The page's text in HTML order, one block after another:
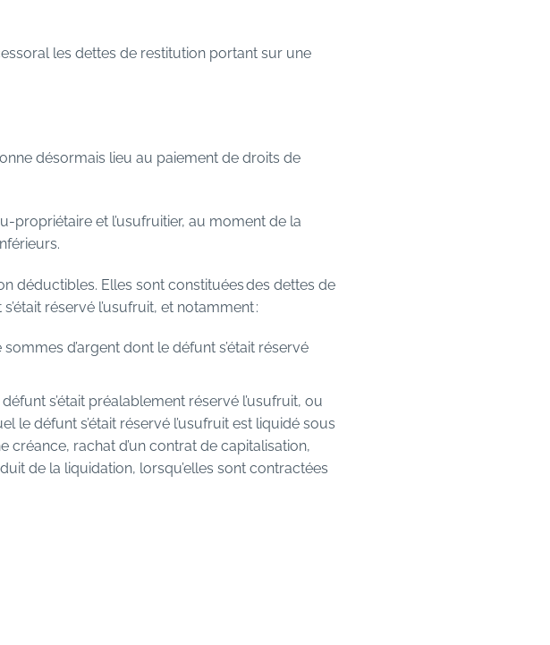
les dettes de restitution portant sur une
désormais lieu au paiement de droits de
propriétaire et l’usufruitier, au moment de la
déductibles. Elles sont constituées des dettes de
réservé l’usufruit, et notamment :
d’argent dont le défunt s’était réservé
s’était préalablement réservé l’usufruit, ou
défunt s’était réservé l’usufruit est liquidé sous
créance, rachat d’un contrat de capitalisation,
de la liquidation, lorsqu’elles sont contractées